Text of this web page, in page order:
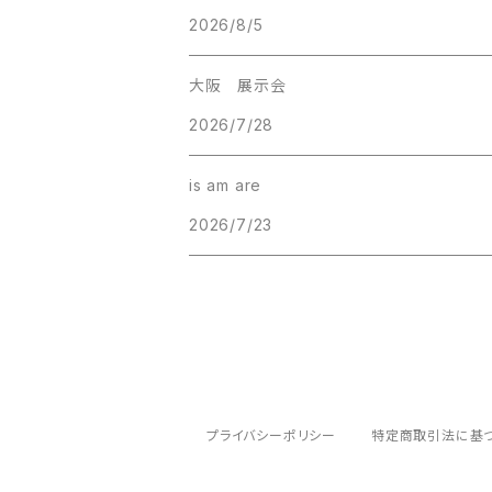
2026/8/5
大阪 展示会
2026/7/28
is am are
2026/7/23
プライバシーポリシー 特定商取引法に基